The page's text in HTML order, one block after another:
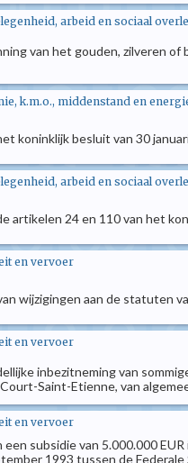
arbeid en sociaal
van het gouden, zilveren of
k.m.o., middenstand en
koninklijk besluit van 30
arbeid en sociaal
artikelen 24 en 110 van het
en vervoer
wijzigingen aan de statuten
en vervoer
inbezitneming van
Saint-Etienne, van
en vervoer
subsidie van 5.000.000
1993 tussen de